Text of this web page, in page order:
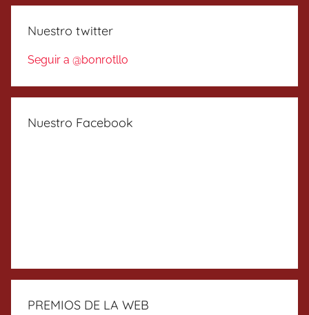
Nuestro twitter
Seguir a @bonrotllo
Nuestro Facebook
PREMIOS DE LA WEB